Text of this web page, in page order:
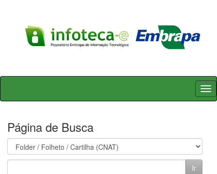
Skip
Página de Busca